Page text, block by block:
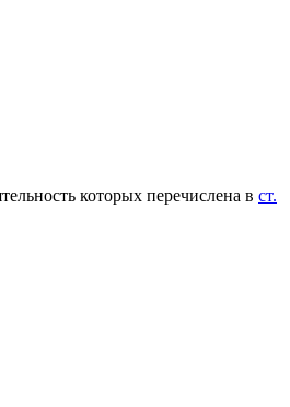
которых перечислена в ст.